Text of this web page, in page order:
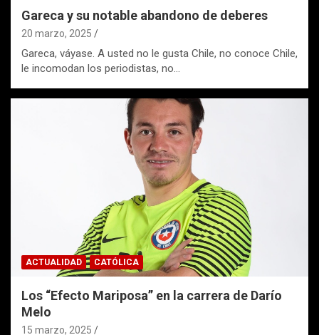
Gareca y su notable abandono de deberes
20 marzo, 2025
Gareca, váyase. A usted no le gusta Chile, no conoce Chile,
le incomodan los periodistas, no…
ACTUALIDAD CATÓLICA
Los “Efecto Mariposa” en la carrera de Darío
Melo
15 marzo, 2025